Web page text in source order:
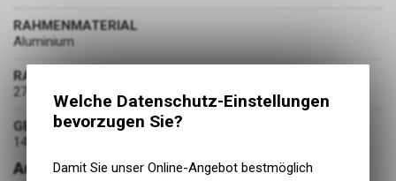
RAHMENMATERIAL
Aluminium
RADDURCHMESSER
27.5 Zoll
GEWICHT
14.9 kg
Ausstattung
Welche Datenschutz-Einstellungen
bevorzugen Sie?
Damit Sie unser Online-Angebot bestmöglich